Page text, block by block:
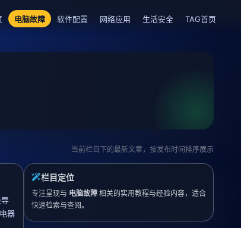
电脑故障 软件配置 网络应用 生活安全 TAG首页
当前栏目下的最新文章，按发布时间排序展示
器
栏目定位
专注呈现与 电脑故障 相关的实用教程与经验内容，适合
快速检索与查阅。